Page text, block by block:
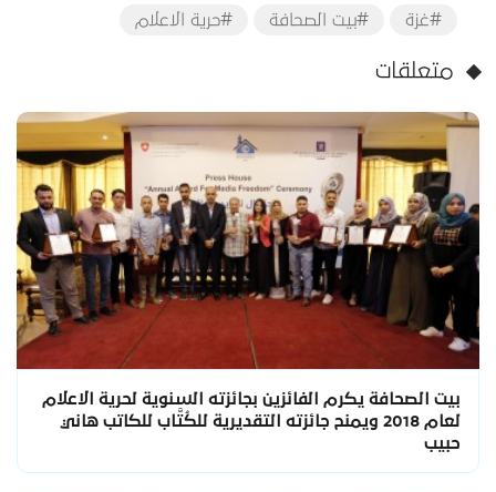
#غزة #بيت الصحافة #حرية الاعلام
متعلقات
بيت الصحافة يكرم الفائزين بجائزته السنوية لحرية الاعلام
لعام 2018 ويمنح جائزته التقديرية للكُتَّاب للكاتب هاني
حبيب